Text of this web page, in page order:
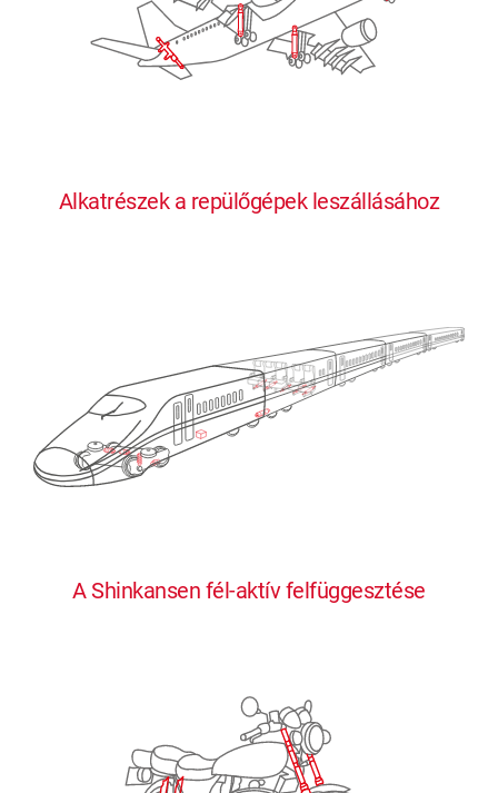
Alkatrészek a repülőgépek leszállásához
A Shinkansen fél-aktív felfüggesztése
00
2
0
2
0
2
0